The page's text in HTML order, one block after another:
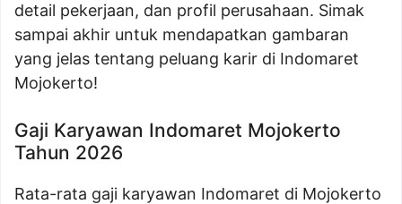
detail pekerjaan, dan profil perusahaan. Simak
sampai akhir untuk mendapatkan gambaran
yang jelas tentang peluang karir di Indomaret
Mojokerto!
Gaji Karyawan Indomaret Mojokerto
Tahun 2026
Rata-rata gaji karyawan Indomaret di Mojokerto